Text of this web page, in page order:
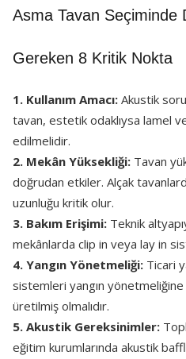
Asma Tavan Seçiminde
Gereken 8 Kritik Nokta
1. Kullanım Amacı: Akustik
tavan, estetik odaklıysa lamel
edilmelidir.
2. Mekân Yüksekliği: Tavan
doğrudan etkiler. Alçak
uzunluğu kritik olur.
3. Bakım Erişimi: Teknik
mekânlarda clip in veya lay in
4. Yangın Yönetmeliği: Ticari
sistemleri yangın
üretilmiş olmalıdır.
5. Akustik Gereksinimler:
eğitim kurumlarında akustik